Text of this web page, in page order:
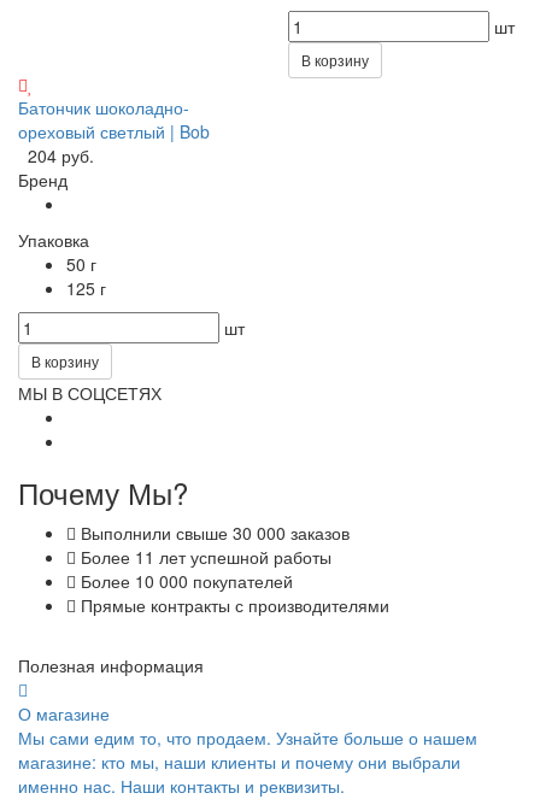
шт
В корзину
Батончик шоколадно-
ореховый светлый | Bob
204 руб.
Бренд
Упаковка
50 г
125 г
шт
В корзину
МЫ В СОЦСЕТЯХ
Почему Мы?
Выполнили свыше 30 000 заказов
Более 11 лет успешной работы
Более 10 000 покупателей
Прямые контракты с производителями
Полезная информация
О магазине
Мы сами едим то, что продаем. Узнайте больше о нашем
магазине: кто мы, наши клиенты и почему они выбрали
именно нас. Наши контакты и реквизиты.